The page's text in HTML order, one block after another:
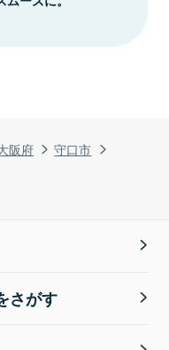
阪府
守口市
さがす